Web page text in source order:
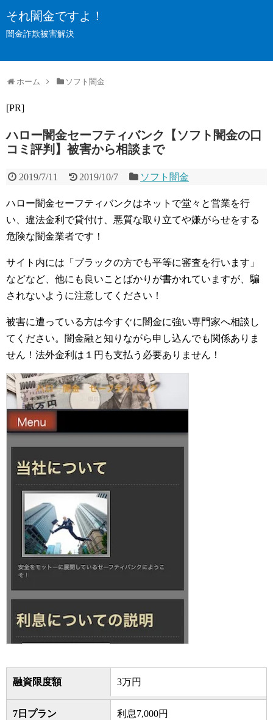
それ闇金ですよ！
闇金詐欺被害解決
ホーム ソフト闇金
[PR]
ハロー闇金セーフティバンク【ソフト闇金の口
コミ評判】被害から相談まで
2019/7/11 2019/10/7 ソフト闇金
ハロー闇金セーフティバンクはネットで堂々と営業を行
い、違法金利で貸付け、悪質な取り立てや嫌がらせをする
危険な闇金業者です！
サイト内には「ブラックの方でも平等に審査を行います」
などなど、他にも良いことばかりが書かれていますが、騙
されないように注意してください！
被害に遭っている方は今すぐに闇金に強い専門家へ相談し
てください。闇金融と知りながら申し込んでも関係ありま
せん！法外金利は１円も支払う必要ありません！
融資限度額 3万円
7日プラン 利息7,000円